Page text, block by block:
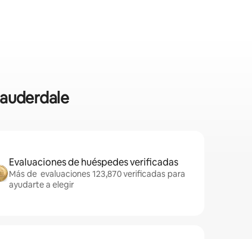
Evaluaciones de huéspedes verificadas
Más de evaluaciones 123,870 verificadas para
ayudarte a elegir